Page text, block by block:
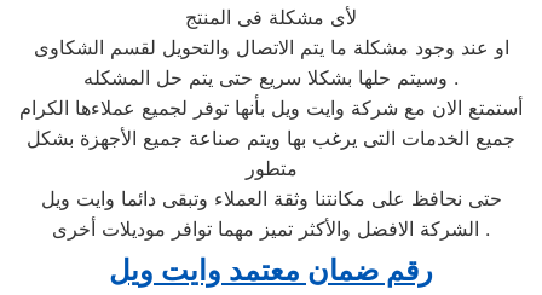
لأى مشكلة فى المنتج
او عند وجود مشكلة ما يتم الاتصال والتحويل لقسم الشكاوى
وسيتم حلها بشكلا سريع حتى يتم حل المشكله .
أستمتع الان مع شركة وايت ويل بأنها توفر لجميع عملاءها الكرام
جميع الخدمات التى يرغب بها ويتم صناعة جميع الأجهزة بشكل
متطور
حتى نحافظ على مكانتنا وثقة العملاء وتبقى دائما وايت ويل
الشركة الافضل والأكثر تميز مهما توافر موديلات أخرى .
رقم ضمان معتمد وايت ويل